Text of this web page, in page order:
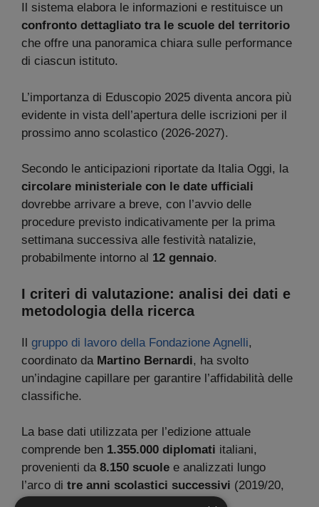
Il sistema elabora le informazioni e restituisce un
confronto dettagliato tra le scuole del territorio
che offre una panoramica chiara sulle performance
di ciascun istituto.
L’importanza di Eduscopio 2025 diventa ancora più
evidente in vista dell’apertura delle iscrizioni per il
prossimo anno scolastico (2026-2027).
Secondo le anticipazioni riportate da Italia Oggi, la
circolare ministeriale con le date ufficiali
dovrebbe arrivare a breve, con l’avvio delle
procedure previsto indicativamente per la prima
settimana successiva alle festività natalizie,
probabilmente intorno al 12 gennaio.
I criteri di valutazione: analisi dei dati e
metodologia della ricerca
Il gruppo di lavoro della Fondazione Agnelli,
coordinato da Martino Bernardi, ha svolto
un’indagine capillare per garantire l’affidabilità delle
classifiche.
La base dati utilizzata per l’edizione attuale
comprende ben 1.355.000 diplomati italiani,
provenienti da 8.150 scuole e analizzati lungo
l’arco di tre anni scolastici successivi (2019/20,